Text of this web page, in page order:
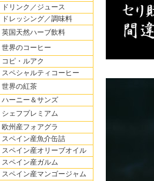
ドリンク／ジュース
ドレッシング／調味料
英国天然ハーブ飲料
世界のコーヒー
コピ・ルアク
スペシャルティコーヒー
世界の紅茶
ハーニー＆サンズ
シェフプレミアム
欧州産フォアグラ
スペイン産魚介缶詰
スペイン産オリーブオイル
スペイン産ガルム
スペイン産マンゴージャム